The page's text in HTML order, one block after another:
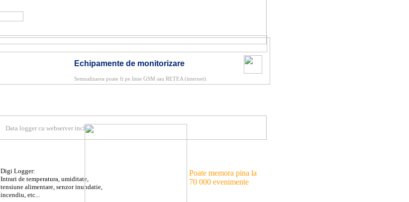
Echipamente de monitorizare
Semnalizarea poate fi pe linie GSM sau RETEA (internet).
Data logger cu webserver inclus
Digi Logger:
Intrari de temperatura, umiditate,
tensiune alimentare, senzor inundatie,
incendiu, etc...
Poate memora pina la
70 000 evenimente